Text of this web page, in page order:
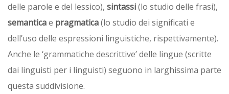
delle parole e del lessico), sintassi(lo studio delle frasi),
semanticae pragmatica(lo studio dei significati e
dell’uso delle espressioni linguistiche, rispettivamente).
Anche le ‘grammatiche descrittive’ delle lingue (scritte
dai linguisti per i linguisti) seguono in larghissima parte
questa suddivisione.